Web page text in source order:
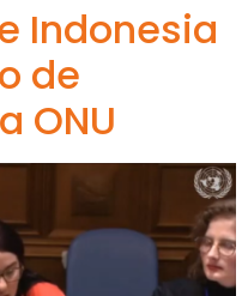
Indonesia
de
ONU